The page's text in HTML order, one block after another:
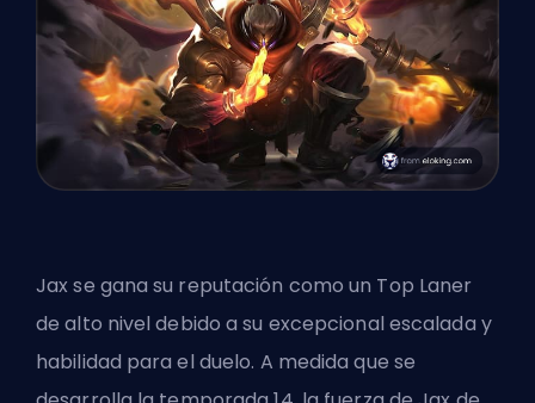
Jax se gana su reputación como un Top Laner
de alto nivel debido a su excepcional escalada y
habilidad para el duelo. A medida que se